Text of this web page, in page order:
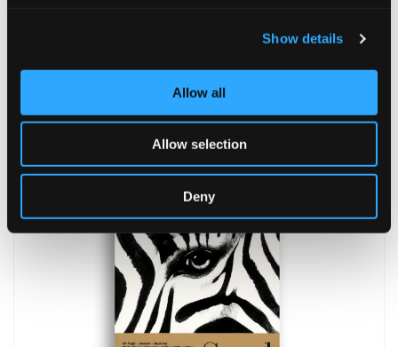
Show details
Allow all
Allow selection
Deny